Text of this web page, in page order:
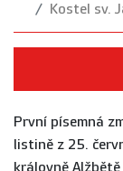
Kostel sv.
První písemná
listině z 25.